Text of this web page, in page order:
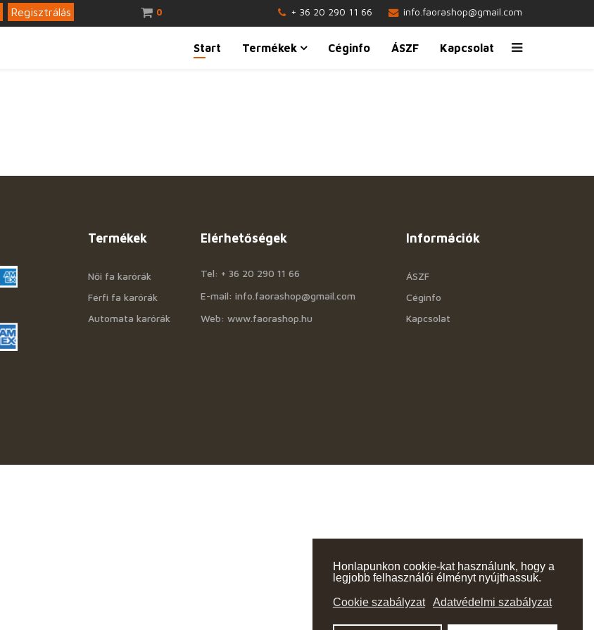
Honlapunkon cookie-kat használunk, hogy a
legjobb felhasználói élményt nyújthassuk.
Cookie szabályzat Adatvédelmi szabályzat
Regisztrálás 0 + 36 20 290 11 66 info.faorashop@gmail.com
Start Termékek Céginfo ÁSZF Kapcsolat
Termékek
Női fa karórák
Férfi fa karórák
Automata karórák
Elérhetőségek
Tel: + 36 20 290 11 66
E-mail: info.faorashop@gmail.com
Web: www.faorashop.hu
Információk
ÁSZF
Céginfo
Kapcsolat